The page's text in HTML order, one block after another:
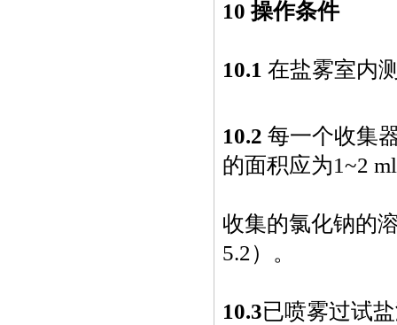
10 操作条件
10.1 在盐雾室内
10.2 每一个收集
的面积应为1~2
收集的氯化钠的
5.2） 。
10.3已喷雾过试